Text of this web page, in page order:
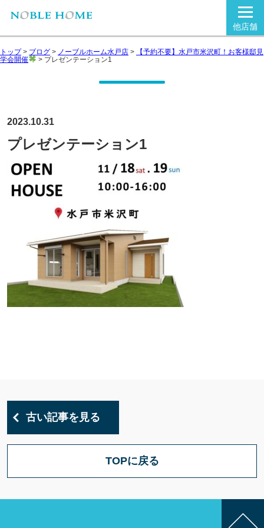
他店舗
トップ> ブログ > ノーブルホーム水戸店 >
【予約不要】水戸市米沢町！お客様邸見
学会開催
> プレゼンテーション1
2023.10.31
プレゼンテーション1
古い記事を見る
TOPに戻る